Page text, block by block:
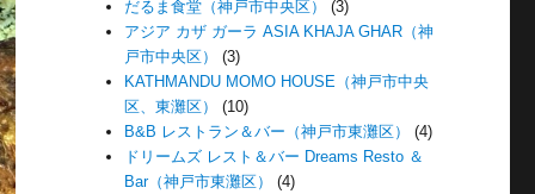
だるま食堂（神戸市中央区）
(3)
アジア カザ ガーラ ASIA KHAJA GHAR（神
戸市中央区）
(3)
KATHMANDU MOMO HOUSE（神戸市中央
区、東灘区）
(10)
B&B レストラン＆バー（神戸市東灘区）
(4)
ドリームズ レスト＆バー Dreams Resto ＆
Bar（神戸市東灘区）
(4)